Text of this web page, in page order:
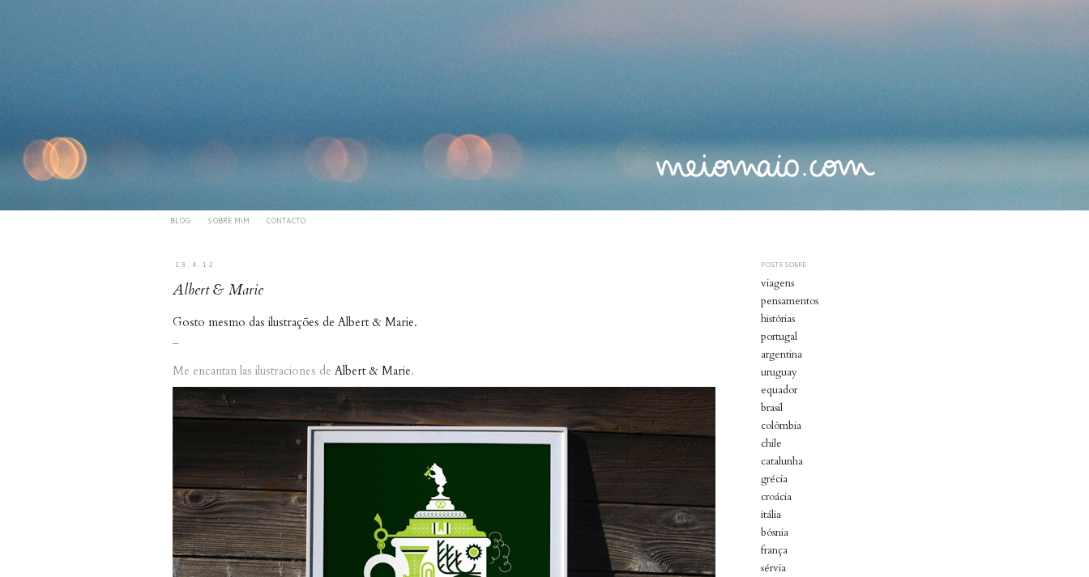
BLOG SOBRE MIM CONTACTO
13.4.12
Albert & Marie
Gosto mesmo das ilustrações de Albert & Marie.
Me encantan las ilustraciones de Albert & Marie.
POSTS SOBRE
viagens
pensamentos
histórias
portugal
argentina
uruguay
equador
brasil
colômbia
chile
catalunha
grécia
croácia
itália
bósnia
frança
sérvia